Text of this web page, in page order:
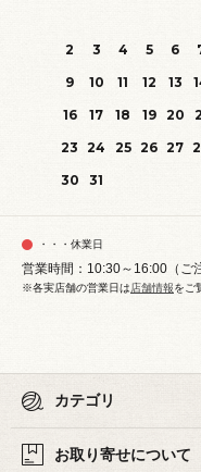
2
3 4 5 6
9
10 11 12 13
16
17 18 19 20
23 24 25 26 27
30
31
・・・休業日
営業時間：10:30～16:00（ご
※各実店舗の営業日は店舗情報をご
カテゴリ
お取り寄せについて